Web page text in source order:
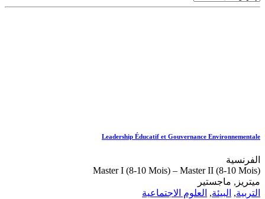
Leadership Éducatif et Gouvernance Environnementale
الفرنسية
Master I (8-10 Mois) – Master II (8-10 Mois)
ميتريز, ماجستير
التربية, البيئة, العلوم الاجتماعية